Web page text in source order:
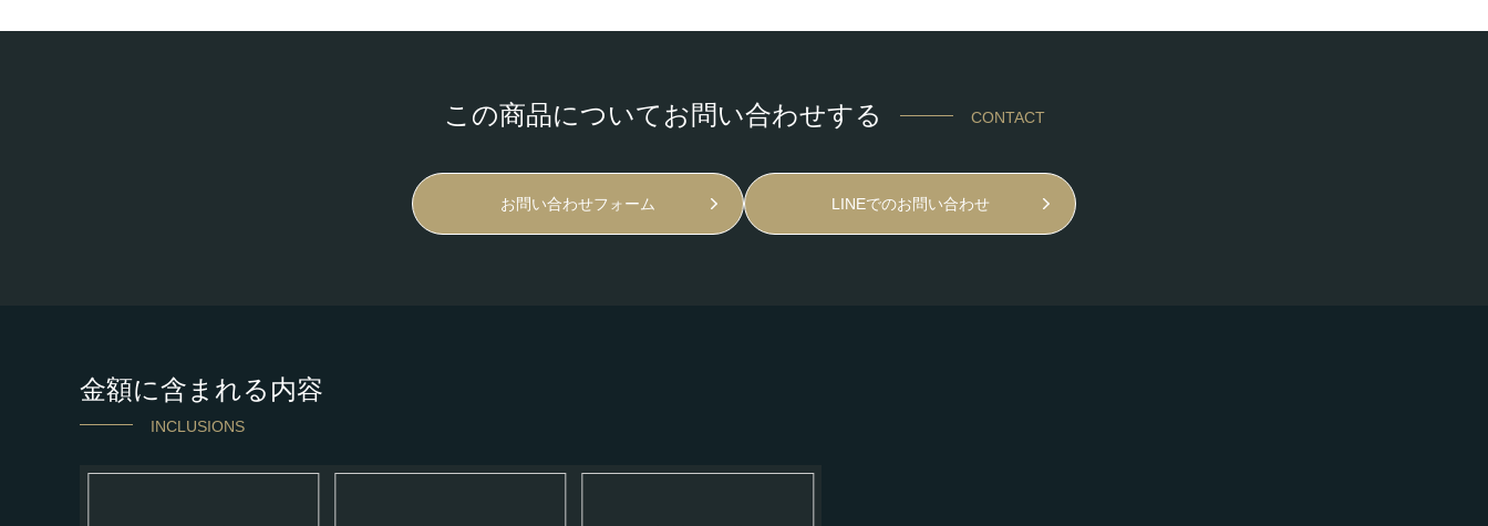
この商品についてお問い合わせする CONTACT
お問い合わせフォーム LINEでのお問い合わせ
金額に含まれる内容
INCLUSIONS